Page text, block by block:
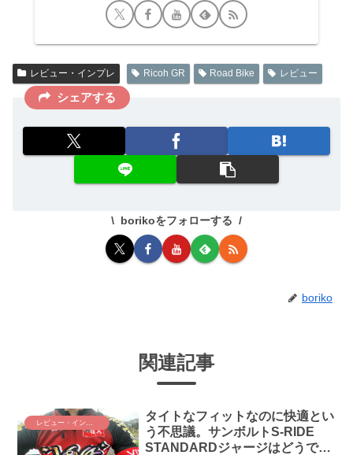
レビュー・インプレ Ricoh GR Road Bike レビュー
シェアする
borikoをフォローする
boriko
関連記事
タイトなフィットなのに快適とい
う不思議。サンボルトS-RIDE
STANDARDジャージはどうでし